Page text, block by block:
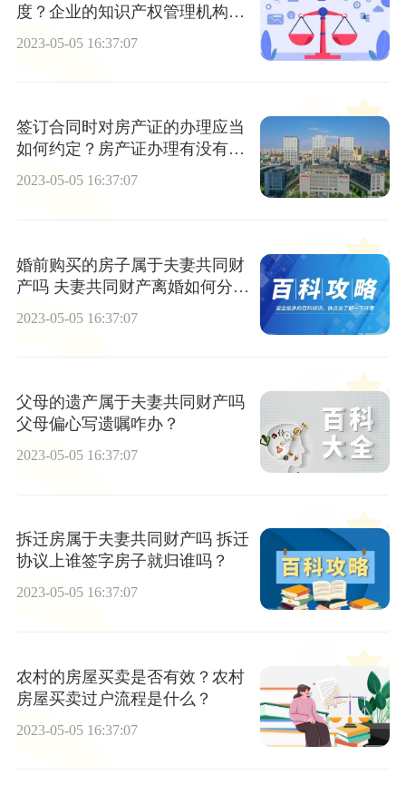
度？企业的知识产权管理机构如
2023-05-05 16:37:07
签订合同时对房产证的办理应当
如何约定？房产证办理有没有时
间限制？
2023-05-05 16:37:07
婚前购买的房子属于夫妻共同财
产吗 夫妻共同财产离婚如何分
2023-05-05 16:37:07
父母的遗产属于夫妻共同财产吗
父母偏心写遗嘱咋办？
2023-05-05 16:37:07
拆迁房属于夫妻共同财产吗 拆迁
协议上谁签字房子就归谁吗？
2023-05-05 16:37:07
农村的房屋买卖是否有效？农村
房屋买卖过户流程是什么？
2023-05-05 16:37:07